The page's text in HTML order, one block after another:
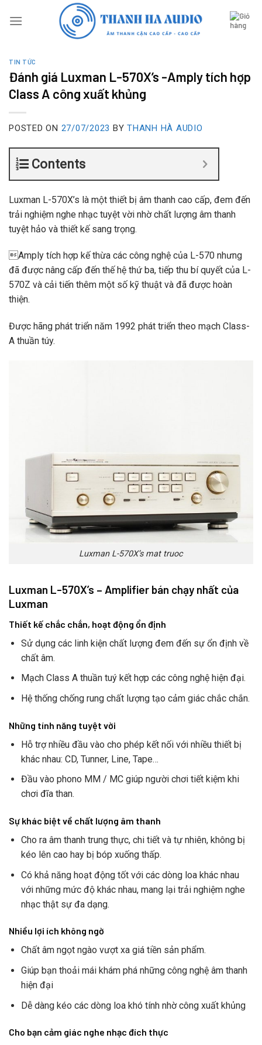
TIN TỨC
Đánh giá Luxman L-570X’s -Amply tích hợp
Class A công xuất khủng
POSTED ON 27/07/2023 BY THANH HÀ AUDIO
Contents
Luxman L-570X’s là một thiết bị âm thanh cao cấp, đem đến
trải nghiệm nghe nhạc tuyệt vời nhờ chất lượng âm thanh
tuyệt hảo và thiết kế sang trọng.
Amply tích hợp kế thừa các công nghệ của L-570 nhưng
đã được nâng cấp đến thế hệ thứ ba, tiếp thu bí quyết của L-
570Z và cải tiến thêm một số kỹ thuật và đã được hoàn
thiện.
Được hãng phát triển năm 1992 phát triển theo mạch Class-
A thuần túy.
Luxman L-570X’s mat truoc
Luxman L-570X’s – Amplifier bán chạy nhất của
Luxman
Thiết kế chắc chắn, hoạt động ổn định
Sử dụng các linh kiện chất lượng đem đến sự ổn định về
chất âm.
Mạch Class A thuần tuý kết hợp các công nghệ hiện đại.
Hệ thống chống rung chất lượng tạo cảm giác chắc chắn.
Những tính năng tuyệt vời
Hỗ trợ nhiều đầu vào cho phép kết nối với nhiều thiết bị
khác nhau: CD, Tunner, Line, Tape…
Đầu vào phono MM / MC giúp người chơi tiết kiệm khi
chơi đĩa than.
Sự khác biệt về chất lượng âm thanh
Cho ra âm thanh trung thực, chi tiết và tự nhiên, không bị
kéo lên cao hay bị bóp xuống thấp.
Có khả năng hoạt động tốt với các dòng loa khác nhau
với những mức độ khác nhau, mang lại trải nghiệm nghe
nhạc thật sự đa dạng.
Nhiều lợi ích không ngờ
Chất âm ngọt ngào vượt xa giá tiền sản phẩm.
Giúp bạn thoải mái khám phá những công nghệ âm thanh
hiện đại
Dễ dàng kéo các dòng loa khó tính nhờ công xuất khủng
Cho bạn cảm giác nghe nhạc đích thực